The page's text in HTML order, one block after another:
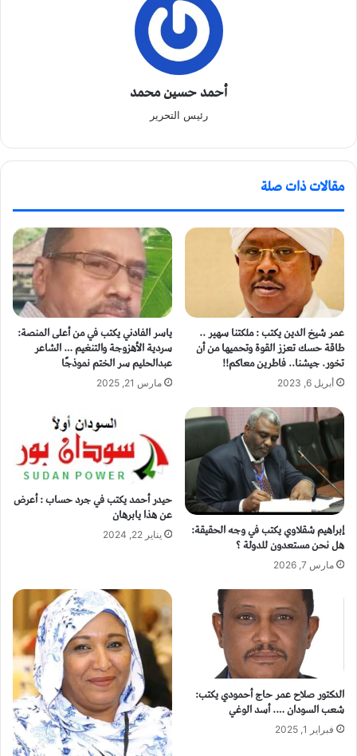
أحمد حسين محمد
رئيس التحرير
مقالات ذات صلة
عمر شيخ الدين يكتب : ملكتنا سهير ..
طاقة حسك تعزز القوة وتحميها من أن
تخور. جيشنا.. فاطرين معاكم!!
أبريل 6, 2023
ياسر الفادني يكتب في من أعلى المنصة:
سردية الأهزوجة والتنغيم … الشاعر
عبدالحليم سر الختم نموذجًا
مارس 21, 2025
إبراهيم شقلاوي يكتب في وجه الحقيقة:
هل نحن مستعدون للدولة ؟
مارس 7, 2026
حيدر أحمد يكتب في جرد حساب : أعرض
عن هذا يابرهان
يناير 22, 2024
الدكتور صلاح عمر حاج أحمودي يكتب:
شعب السودان …. أسد الوغي
فبراير 1, 2025